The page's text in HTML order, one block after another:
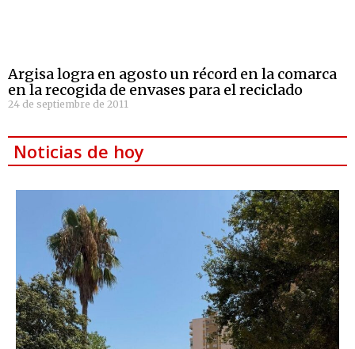
Argisa logra en agosto un récord en la comarca
en la recogida de envases para el reciclado
24 de septiembre de 2011
Noticias de hoy